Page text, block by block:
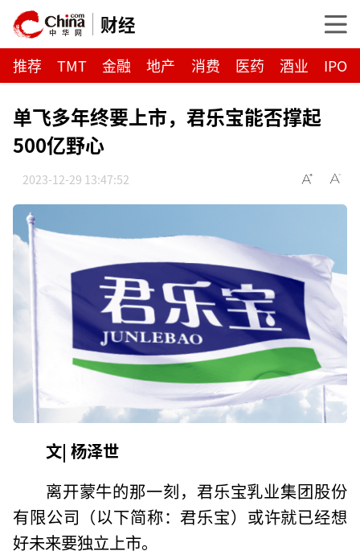
财经
推荐 TMT 金融 地产 消费 医药 酒业 IPO
单飞多年终要上市，君乐宝能否撑起
500亿野心
2023-12-29 13:47:52
文| 杨泽世
离开蒙牛的那一刻，君乐宝乳业集团股份
有限公司（以下简称：君乐宝）或许就已经想
好未来要独立上市。